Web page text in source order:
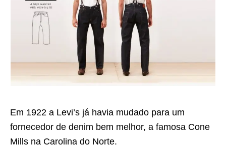
Em 1922 a Levi’s já havia mudado para um
fornecedor de denim bem melhor, a famosa Cone
Mills na Carolina do Norte.